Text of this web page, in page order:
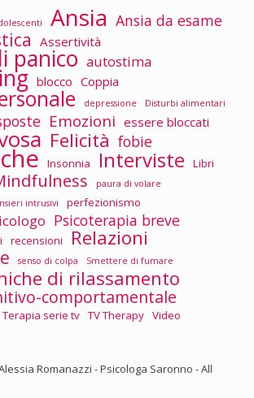
Ansia Ansia da esame
Assertività
panico autostima
blocco Coppia
depressione Disturbi alimentari
Emozioni essere bloccati
Felicità fobie
Insonnia Interviste Libri
paura di volare
intrusivi perfezionismo
Psicoterapia breve
recensioni Relazioni
senso di colpa Smettere di fumare
di rilassamento
comportamentale
Terapia serie tv TV Therapy Video
Romanazzi - Psicologa Saronno - All